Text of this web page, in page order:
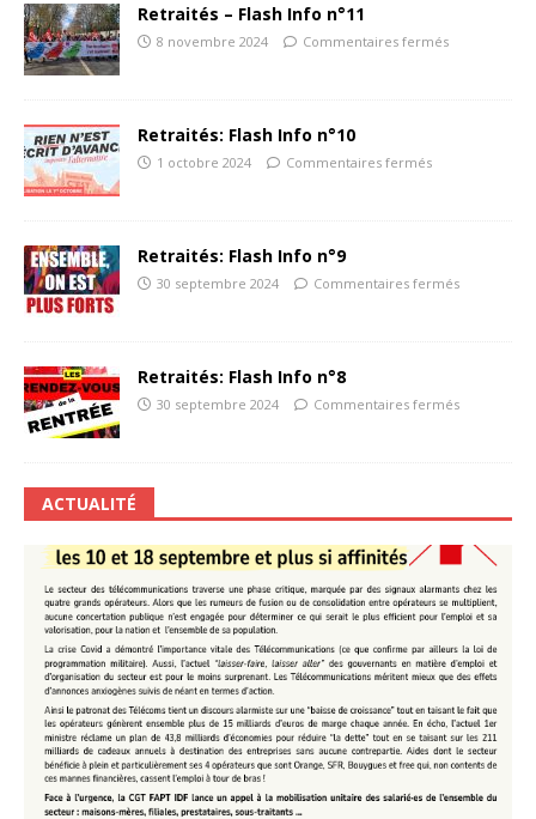
Retraités – Flash Info n°11
8 novembre 2024 Commentaires fermés
Retraités: Flash Info n°10
1 octobre 2024 Commentaires fermés
Retraités: Flash Info n°9
30 septembre 2024 Commentaires fermés
Retraités: Flash Info n°8
30 septembre 2024 Commentaires fermés
ACTUALITÉ